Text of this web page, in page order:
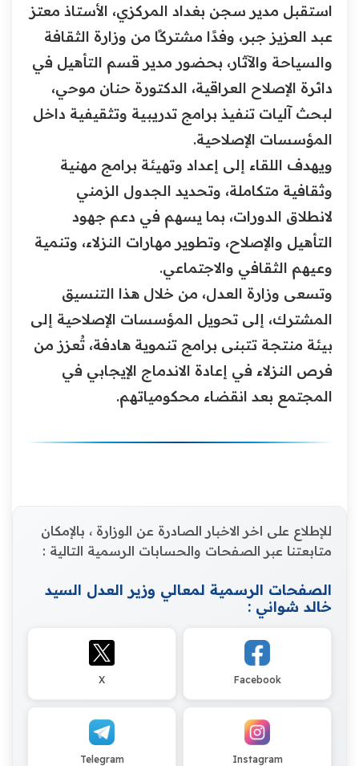
استقبل مدير سجن بغداد المركزي، الأستاذ معتز
عبد العزيز جبر، وفدًا مشتركًا من وزارة الثقافة
والسياحة والآثار، بحضور مدير قسم التأهيل في
دائرة الإصلاح العراقية، الدكتورة حنان موحي،
لبحث آليات تنفيذ برامج تدريبية وتثقيفية داخل
المؤسسات الإصلاحية.
ويهدف اللقاء إلى إعداد وتهيئة برامج مهنية
وثقافية متكاملة، وتحديد الجدول الزمني
لانطلاق الدورات، بما يسهم في دعم جهود
التأهيل والإصلاح، وتطوير مهارات النزلاء، وتنمية
وعيهم الثقافي والاجتماعي.
وتسعى وزارة العدل، من خلال هذا التنسيق
المشترك، إلى تحويل المؤسسات الإصلاحية إلى
بيئة منتجة تتبنى برامج تنموية هادفة، تُعزز من
فرص النزلاء في إعادة الاندماج الإيجابي في
المجتمع بعد انقضاء محكومياتهم.
للإطلاع على اخر الاخبار الصادرة عن الوزارة ، بالإمكان
متابعتنا عبر الصفحات والحسابات الرسمية التالية :
الصفحات الرسمية لمعالي وزير العدل السيد
خالد شواني :
Facebook
X
Instagram
Telegram